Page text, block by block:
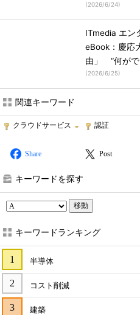
(2026/6/24)
ITmedia エ
eBook：慶応
由」 “何がで
(2026/6/25)
関連キーワード
クラウドサービス 認証
Share Post
キーワードを探す
移動
キーワードランキング
半導体
コスト削減
建築